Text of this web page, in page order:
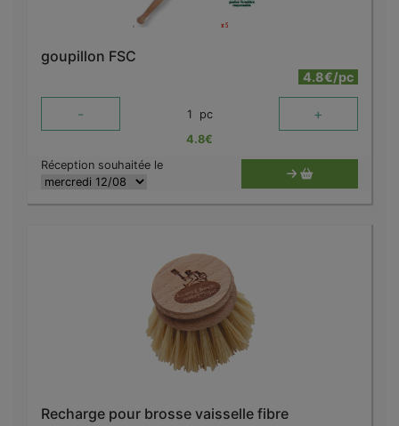
goupillon FSC
4.8€/pc
- 1 pc +
4.8€
Réception souhaitée le
Recharge pour brosse vaisselle fibre